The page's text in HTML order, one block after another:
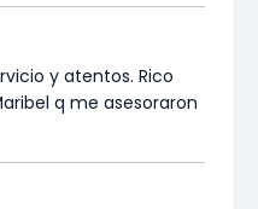
y atentos. Rico
q me asesoraron